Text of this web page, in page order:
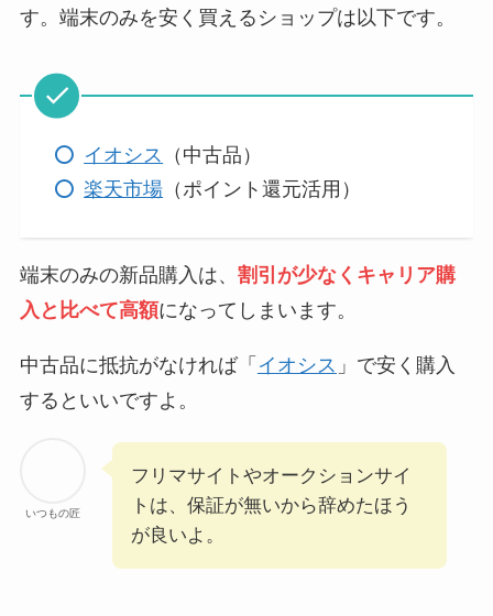
す。端末のみを安く買えるショップは以下です。
イオシス
（中古品）
楽天市場 （ポイント還元活用）
端末のみの新品購入は、 割引が少なくキャリア購
入と比べて高額になってしまいます。
中古品に抵抗がなければ「 イオシス 」で安く購入
するといいですよ。
いつもの匠
フリマサイトやオークションサイ
トは、保証が無いから辞めたほう
が良いよ。